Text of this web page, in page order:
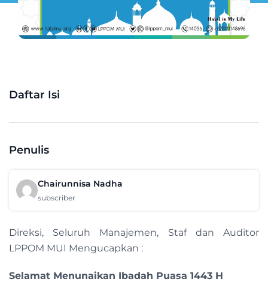
Daftar Isi
Penulis
Chairunnisa Nadha
subscriber
Direksi, Seluruh Manajemen, Staf dan Auditor
LPPOM MUI Mengucapkan :
Selamat Menunaikan Ibadah Puasa 1443 H